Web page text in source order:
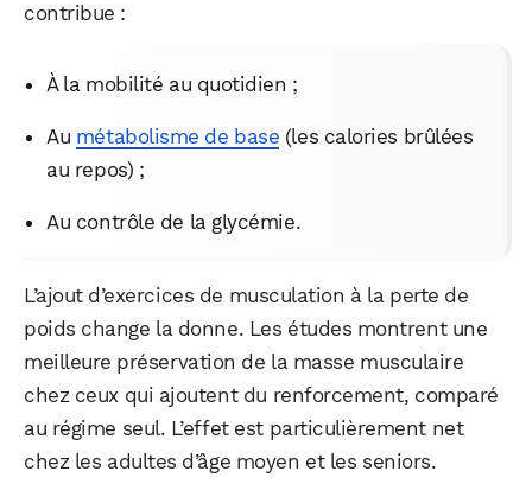
contribue :
À la mobilité au quotidien ;
Au métabolisme de base (les calories brûlées
au repos) ;
Au contrôle de la glycémie.
L’ajout d’exercices de musculation à la perte de
poids change la donne. Les études montrent une
meilleure préservation de la masse musculaire
chez ceux qui ajoutent du renforcement, comparé
au régime seul. L’effet est particulièrement net
chez les adultes d’âge moyen et les seniors.